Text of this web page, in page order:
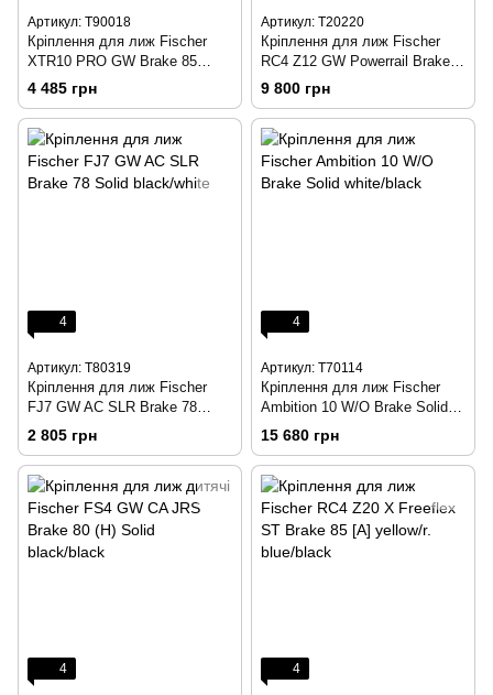
Артикул: T90018
Кріплення для лиж Fischer
XTR10 PRO GW Brake 85
Solid black /white
4 485 грн
Артикул: T20220
Кріплення для лиж Fischer
RC4 Z12 GW Powerrail Brake
85 Solid black/flash yellow
9 800 грн
4
Артикул: T80319
Кріплення для лиж Fischer
FJ7 GW AC SLR Brake 78
Solid black/white
2 805 грн
4
Артикул: T70114
Кріплення для лиж Fischer
Ambition 10 W/O Brake Solid
white/black
15 680 грн
4 4